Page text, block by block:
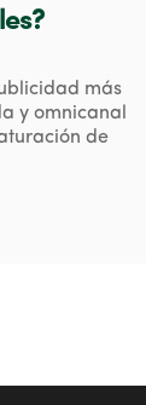
más
y omnicanal
de